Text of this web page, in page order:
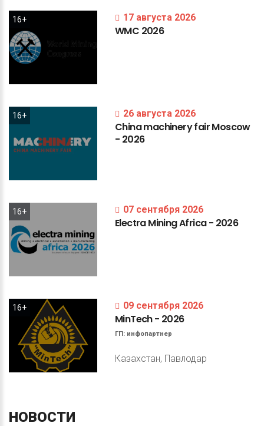
16+ 17 августа 2026
WMC 2026
16+ 26 августа 2026
ChinamachineryfairMoscow
- 2026
16+ 07 сентября 2026
ElectraMiningAfrica- 2026
16+ 09 сентября 2026
MinTech- 2026
ГП: инфопартнер
Казахстан, Павлодар
НОВОСТИ